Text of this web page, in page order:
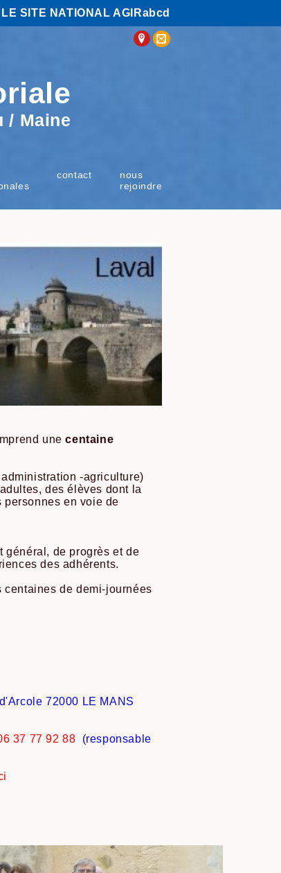
SITE NATIONAL AGIRabcd
/ Maine
contact
nous
rejoindre
unecentaine
-agriculture)
des élèves dont la
en voie de
général, de progrès et de
des adhérents.
de demi-journées
72000 LE MANS
37 77 92 88
(responsable